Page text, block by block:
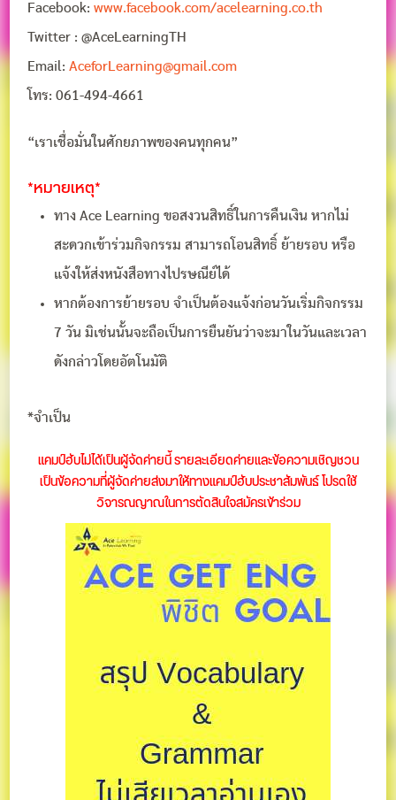
Facebook:www.facebook.com/acelearning.co.th
Twitter : @AceLearningTH
Email:AceforLearning@gmail.com
โทร: 061-494-4661
“เราเชื่อมั่นในศักยภาพของคนทุกคน”
*หมายเหตุ*
ทาง Ace Learning ขอสงวนสิทธิ์ในการคืนเงิน หากไม่
สะดวกเข้าร่วมกิจกรรม สามารถโอนสิทธิ์ ย้ายรอบ หรือ
แจ้งให้ส่งหนังสือทางไปรษณีย์ได้
หากต้องการย้ายรอบ จำเป็นต้องแจ้งก่อนวันเริ่มกิจกรรม
7 วัน มิเช่นนั้นจะถือเป็นการยืนยันว่าจะมาในวันและเวลา
ดังกล่าวโดยอัตโนมัติ
*จำเป็น
แคมป์ฮับไม่ได้เป็นผู้จัดค่ายนี้ รายละเอียดค่ายและข้อความเชิญชวน
เป็นข้อความที่ผู้จัดค่ายส่งมาให้ทางแคมป์ฮับประชาสัมพันธ์ โปรดใช้
วิจารณญาณในการตัดสินใจสมัครเข้าร่วม